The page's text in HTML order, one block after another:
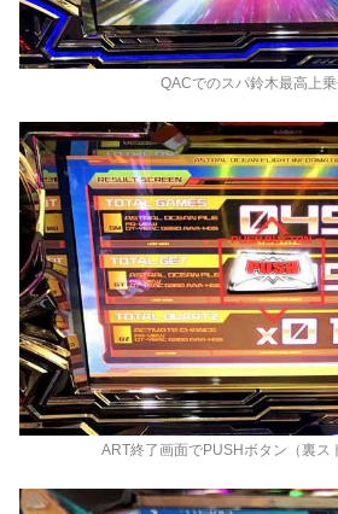
QACでのスパ鈴木最高上
ART終了画面でPUSHボタン（裏ス